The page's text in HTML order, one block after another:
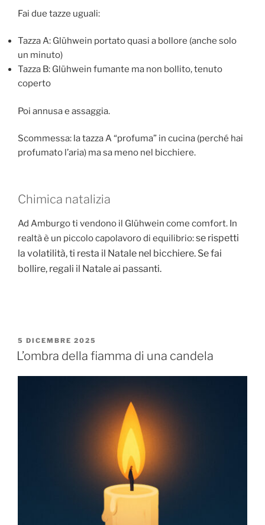
Fai due tazze uguali:
Tazza A: Glühwein portato quasi a bollore (anche solo
un minuto)
Tazza B: Glühwein fumante ma non bollito, tenuto
coperto
Poi annusa e assaggia.
Scommessa: la tazza A “profuma” in cucina (perché hai
profumato l’aria) ma sa meno nel bicchiere.
Chimica natalizia
Ad Amburgo ti vendono il Glühwein come comfort. In
realtà è un piccolo capolavoro di equilibrio:se rispetti
la volatilità, ti resta il Natale nel bicchiere. Se fai
bollire, regali il Natale ai passanti.
PUBBLICATO
IL
5 DICEMBRE 2025
L’ombra della fiamma di una candela